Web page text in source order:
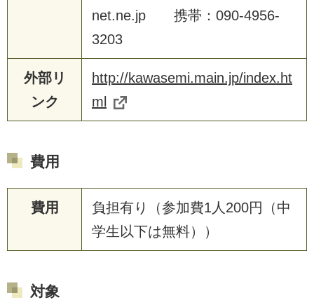
net.ne.jp 携帯：090-4956-
3203
外部リ
ンク
http://kawasemi.main.jp/index.ht
ml
費用
費用
負担有り（参加費1人200円（中
学生以下は無料））
対象